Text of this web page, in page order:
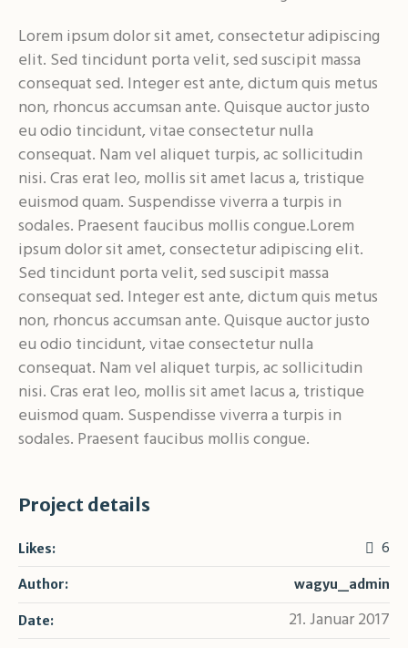
Lorem ipsum dolor sit amet, consectetur adipiscing
elit. Sed tincidunt porta velit, sed suscipit massa
consequat sed. Integer est ante, dictum quis metus
non, rhoncus accumsan ante. Quisque auctor justo
eu odio tincidunt, vitae consectetur nulla
consequat. Nam vel aliquet turpis, ac sollicitudin
nisi. Cras erat leo, mollis sit amet lacus a, tristique
euismod quam. Suspendisse viverra a turpis in
sodales. Praesent faucibus mollis congue.Lorem
ipsum dolor sit amet, consectetur adipiscing elit.
Sed tincidunt porta velit, sed suscipit massa
consequat sed. Integer est ante, dictum quis metus
non, rhoncus accumsan ante. Quisque auctor justo
eu odio tincidunt, vitae consectetur nulla
consequat. Nam vel aliquet turpis, ac sollicitudin
nisi. Cras erat leo, mollis sit amet lacus a, tristique
euismod quam. Suspendisse viverra a turpis in
sodales. Praesent faucibus mollis congue.
Project details
Likes: 6
Author: wagyu_admin
Date: 21. Januar 2017